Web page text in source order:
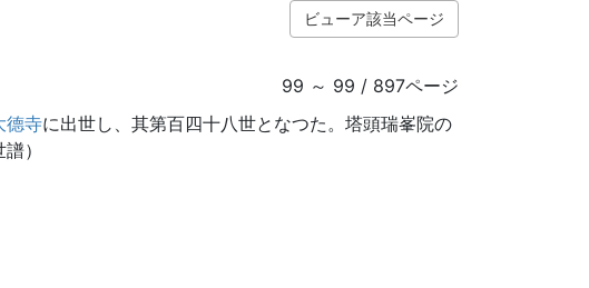
ビューア該当ページ
99 ～ 99 / 897ページ
德寺に出世し、其第百四十八世となつた。塔頭瑞峯院の
）